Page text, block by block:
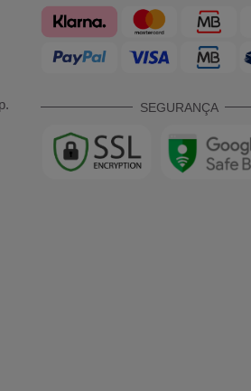
SEGURANÇA